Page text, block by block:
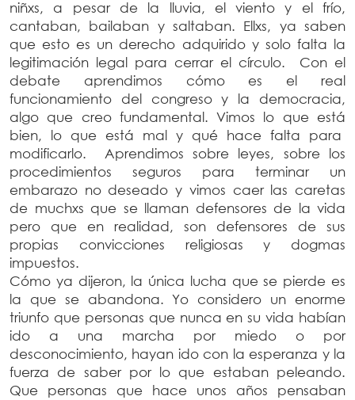
niñxs, a pesar de la lluvia, el viento y el frío,
cantaban, bailaban y saltaban. Ellxs, ya saben
que esto es un derecho adquirido y solo falta la
legitimación legal para cerrar el círculo. Con el
debate aprendimos cómo es el real
funcionamiento del congreso y la democracia,
algo que creo fundamental. Vimos lo que está
bien, lo que está mal y qué hace falta para
modificarlo. Aprendimos sobre leyes, sobre los
procedimientos seguros para terminar un
embarazo no deseado y vimos caer las caretas
de muchxs que se llaman defensores de la vida
pero que en realidad, son defensores de sus
propias convicciones religiosas y dogmas
impuestos.
Cómo ya dijeron, la única lucha que se pierde es
la que se abandona. Yo considero un enorme
triunfo que personas que nunca en su vida habían
ido a una marcha por miedo o por
desconocimiento, hayan ido con la esperanza y la
fuerza de saber por lo que estaban peleando.
Que personas que hace unos años pensaban